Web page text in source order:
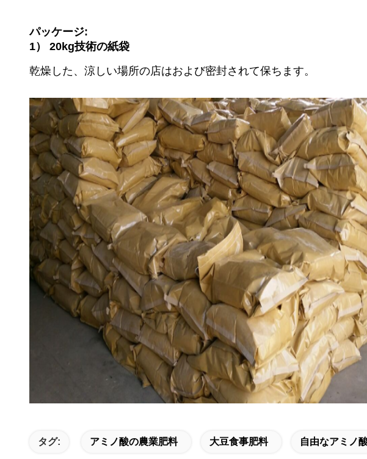
パッケージ:
1） 20kg技術の紙袋
乾燥した、涼しい場所の店はおよび密封されて保ちます。
タグ: アミノ酸の農業肥料 大豆食事肥料 自由なアミノ